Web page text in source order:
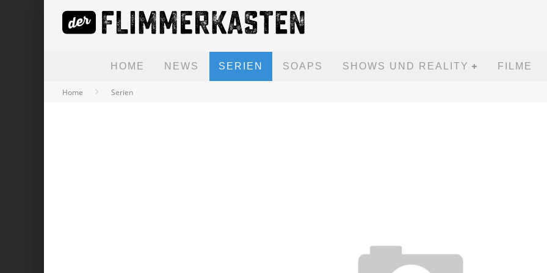
HOME NEWS SERIEN SOAPS SHOWS UND REALITY FILME
Home Serien